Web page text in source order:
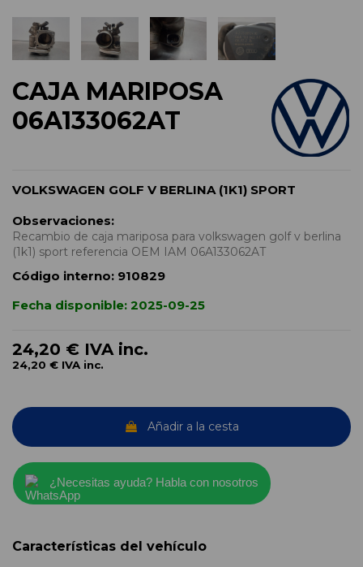
CAJA MARIPOSA
06A133062AT
VOLKSWAGEN GOLF V BERLINA (1K1) SPORT
Observaciones:
Recambio de caja mariposa para volkswagen golf v berlina
(1k1) sport referencia OEM IAM 06A133062AT
Código interno: 910829
Fecha disponible: 2025-09-25
24,20 € IVA inc.
24,20 € IVA inc.
Añadir a la cesta
¿Necesitas ayuda? Habla con nosotros
Características del vehículo